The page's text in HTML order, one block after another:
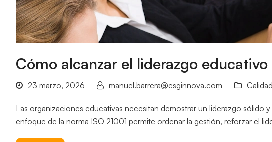
Cómo alcanzar el liderazgo
23 marzo, 2026 manuel.barrera@esginnova.com Calidad
Las organizaciones educativas necesitan demostrar un liderazgo sólido
enfoque de la norma ISO 21001 permite ordenar la gestión, reforzar el